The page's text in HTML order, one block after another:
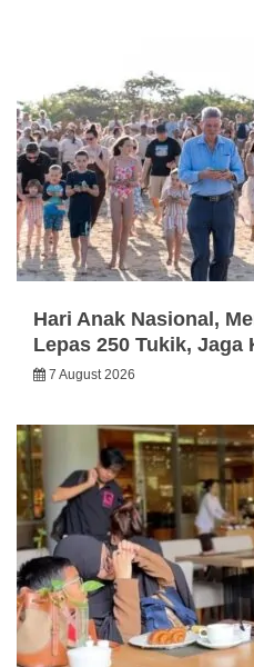
Hari Anak Nasional,
Lepas 250 Tukik, Jaga
7 August 2026